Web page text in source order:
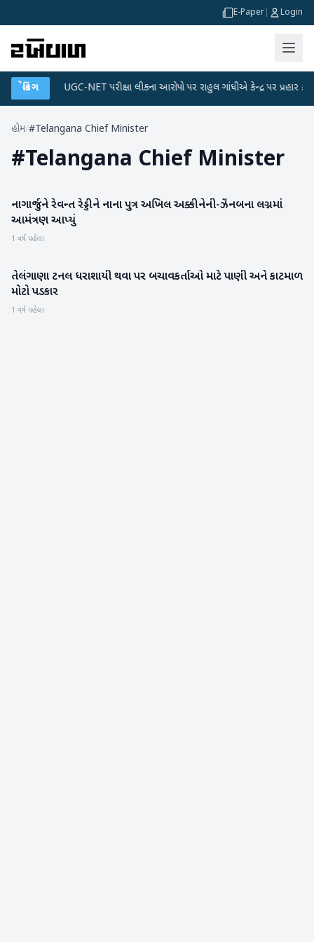
E-Paper Login
બ્રેકિંગ
પ્લાન ● UGC-NET પરીક્ષા લીકના આરોપો પર રાહુલ ગાંધીએ કેન્દ્ર પર પ્રહાર કર્યા
હોમ/#Telangana Chief Minister
#Telangana Chief Minister
મનોરંજન
નાગાર્જુને રેવન્ત રેડ્ડીને નાના પુત્ર અખિલ અક્કીનેની-ઝૈનબના લગ્નમાં
આમંત્રણ આપ્યું
1 વર્ષ પહેલા
રાષ્ટ્રીય
તેલંગાણા ટનલ ધરાશાયી થવા પર બચાવકર્તાઓ માટે પાણી અને કાટમાળ
મોટો પડકાર
1 વર્ષ પહેલા